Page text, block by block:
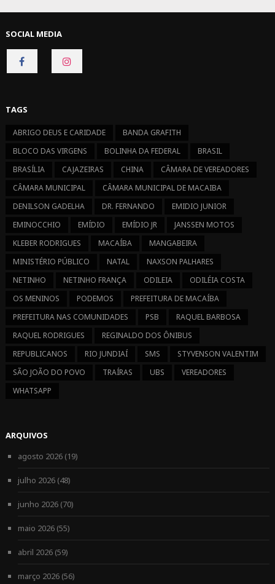
SOCIAL MEDIA
CONNECT
ON
TAGS
ABRIGO DEUS E CARIDADE
BANDA GRAFITH
BLOCO DAS VIRGENS
BOLINHA DA FEDERAL
BRASIL
BRASÍLIA
CAJAZEIRAS CHINA
CÂMARA DE VEREADORES
CÂMARA MUNICIPAL
CÂMARA MUNICIPAL DE MACAIBA
DENILSON GADELHA
DR. FERNANDO
EMIDIO JUNIOR
EMINOCCHIO
EMÍDIO EMÍDIO JR
JANSSEN MOTOS
KLEBER RODRIGUES
MACAÍBA
MANGABEIRA
MINISTÉRIO PÚBLICO
NATAL
NAXSON PALHARES
NETINHO
NETINHO FRANÇA ODILEIA
ODILÉIA COSTA
OS MENINOS
PODEMOS
PREFEITURA DE MACAÍBA
PREFEITURA NAS COMUNIDADES
PSB
RAQUEL BARBOSA
RAQUEL RODRIGUES
REGINALDO DOS ÔNIBUS
REPUBLICANOS
RIO JUNDIAÍ SMS
STYVENSON VALENTIM
SÃO JOÃO DO POVO
TRAÍRAS UBS
VEREADORES
WHATSAPP
ARQUIVOS
agosto 2026(19)
julho 2026(48)
junho 2026(70)
maio 2026(55)
abril 2026(59)
março 2026(56)